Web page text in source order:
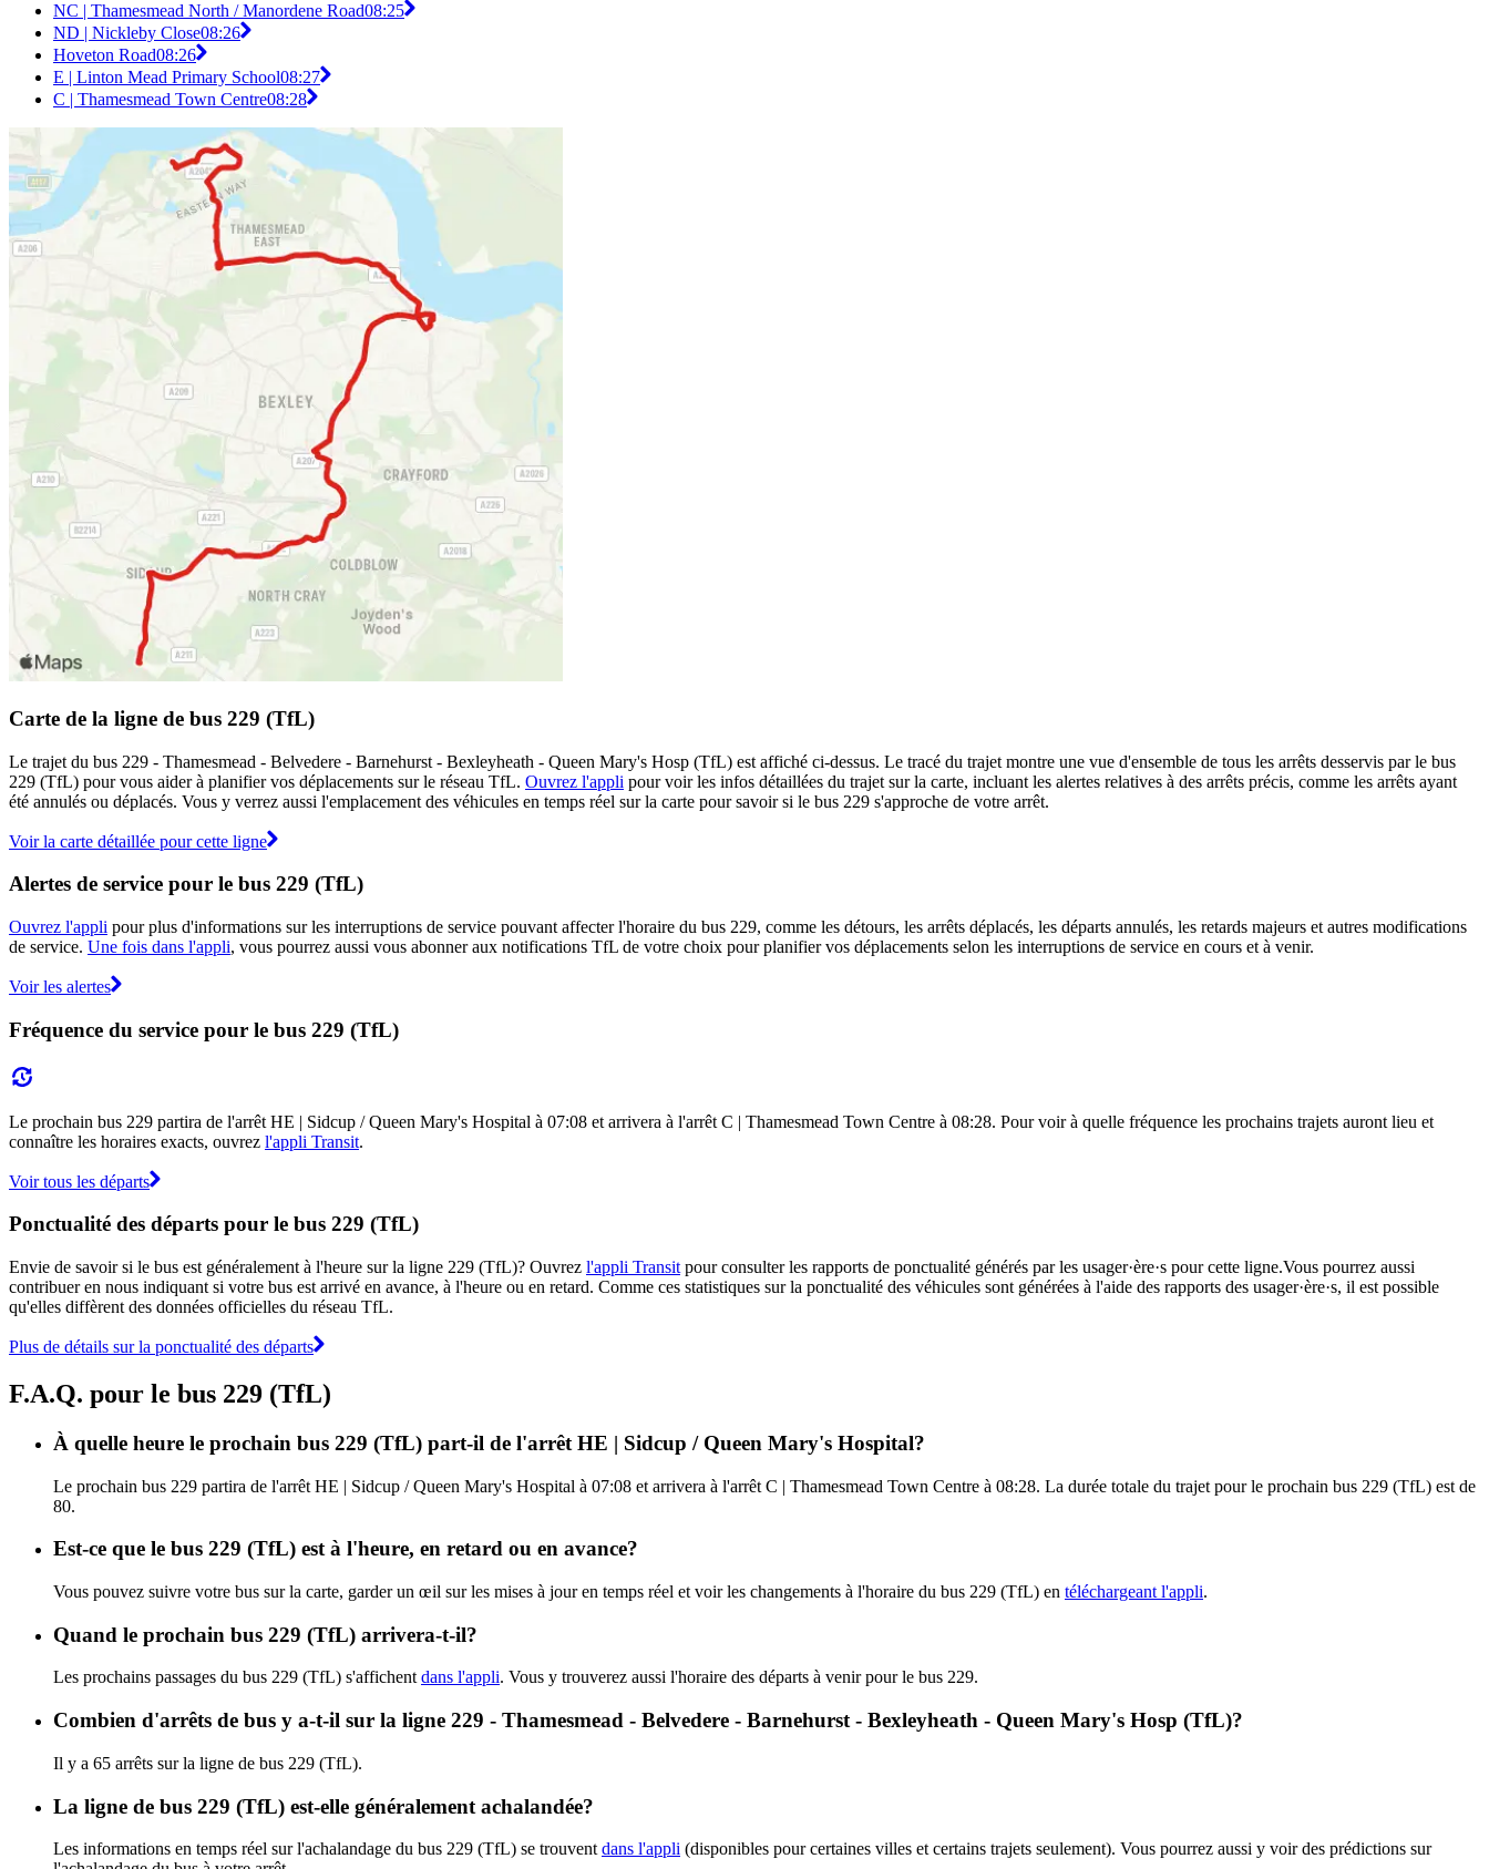
NC | Thamesmead North / Manordene Road08:25
ND | Nickleby Close08:26
Hoveton Road08:26
E | Linton Mead Primary School08:27
C | Thamesmead Town Centre08:28
Carte de la ligne de bus 229 (TfL)
Le trajet du bus 229 - Thamesmead - Belvedere - Barnehurst - Bexleyheath - Queen Mary's Hosp (TfL) est affiché ci-dessus. Le tracé du trajet montre une vue d'ensemble de tous les arrêts desservis par le bus
229 (TfL) pour vous aider à planifier vos déplacements sur le réseau TfL. Ouvrez l'appli pour voir les infos détaillées du trajet sur la carte, incluant les alertes relatives à des arrêts précis, comme les arrêts ayant
été annulés ou déplacés. Vous y verrez aussi l'emplacement des véhicules en temps réel sur la carte pour savoir si le bus 229 s'approche de votre arrêt.
Voir la carte détaillée pour cette ligne
Alertes de service pour le bus 229 (TfL)
Ouvrez l'appli pour plus d'informations sur les interruptions de service pouvant affecter l'horaire du bus 229, comme les détours, les arrêts déplacés, les départs annulés, les retards majeurs et autres modifications
de service. Une fois dans l'appli, vous pourrez aussi vous abonner aux notifications TfL de votre choix pour planifier vos déplacements selon les interruptions de service en cours et à venir.
Voir les alertes
Fréquence du service pour le bus 229 (TfL)
Le prochain bus 229 partira de l'arrêt HE | Sidcup / Queen Mary's Hospital à 07:08 et arrivera à l'arrêt C | Thamesmead Town Centre à 08:28. Pour voir à quelle fréquence les prochains trajets auront lieu et
connaître les horaires exacts, ouvrez l'appli Transit.
Voir tous les départs
Ponctualité des départs pour le bus 229 (TfL)
Envie de savoir si le bus est généralement à l'heure sur la ligne 229 (TfL)? Ouvrez l'appli Transit pour consulter les rapports de ponctualité générés par les usager·ère·s pour cette ligne.Vous pourrez aussi
contribuer en nous indiquant si votre bus est arrivé en avance, à l'heure ou en retard. Comme ces statistiques sur la ponctualité des véhicules sont générées à l'aide des rapports des usager·ère·s, il est possible
qu'elles diffèrent des données officielles du réseau TfL.
Plus de détails sur la ponctualité des départs
F.A.Q. pour le bus 229 (TfL)
À quelle heure le prochain bus 229 (TfL) part-il de l'arrêt HE | Sidcup / Queen Mary's Hospital?
Le prochain bus 229 partira de l'arrêt HE | Sidcup / Queen Mary's Hospital à 07:08 et arrivera à l'arrêt C | Thamesmead Town Centre à 08:28. La durée totale du trajet pour le prochain bus 229 (TfL) est de
80.
Est-ce que le bus 229 (TfL) est à l'heure, en retard ou en avance?
Vous pouvez suivre votre bus sur la carte, garder un œil sur les mises à jour en temps réel et voir les changements à l'horaire du bus 229 (TfL) en téléchargeant l'appli.
Quand le prochain bus 229 (TfL) arrivera-t-il?
Les prochains passages du bus 229 (TfL) s'affichent dans l'appli. Vous y trouverez aussi l'horaire des départs à venir pour le bus 229.
Combien d'arrêts de bus y a-t-il sur la ligne 229 - Thamesmead - Belvedere - Barnehurst - Bexleyheath - Queen Mary's Hosp (TfL)?
Il y a 65 arrêts sur la ligne de bus 229 (TfL).
La ligne de bus 229 (TfL) est-elle généralement achalandée?
Les informations en temps réel sur l'achalandage du bus 229 (TfL) se trouvent dans l'appli (disponibles pour certaines villes et certains trajets seulement). Vous pourrez aussi y voir des prédictions sur